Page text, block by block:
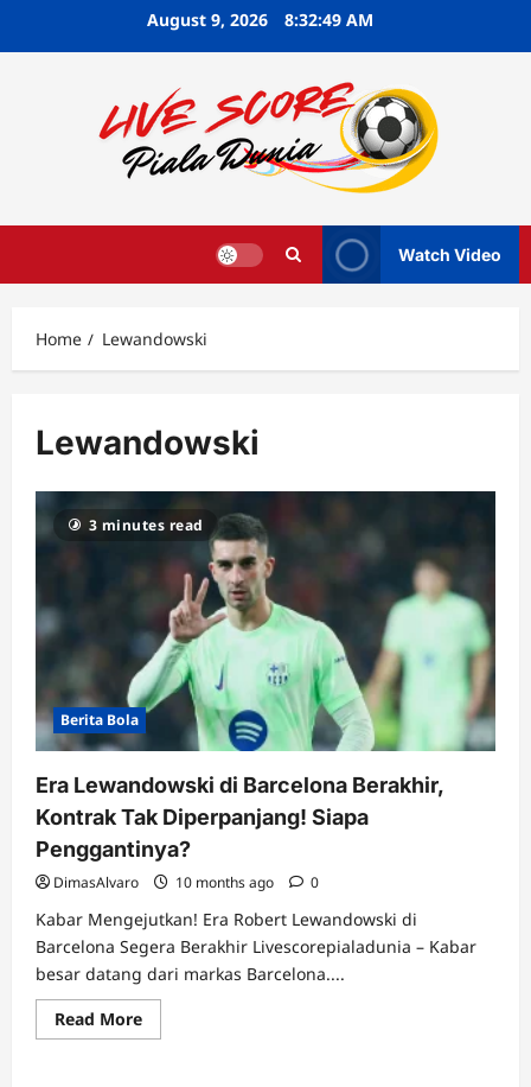
August 9, 2026 8:32:50 AM
Watch Video
Home Lewandowski
Lewandowski
3 minutes read
Berita Bola
Era Lewandowski di Barcelona Berakhir,
Kontrak Tak Diperpanjang! Siapa
Penggantinya?
DimasAlvaro 10 months ago 0
Kabar Mengejutkan! Era Robert Lewandowski di
Barcelona Segera Berakhir Livescorepialadunia – Kabar
besar datang dari markas Barcelona....
Read MoreRead
more